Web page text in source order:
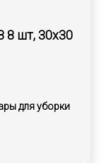
8 шт, 30х30
для уборки